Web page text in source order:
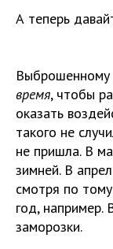
А теперь
Выброшенному
время, чтобы
оказать
такого не
не пришла. В
зимней. В
смотря по
год,
заморозки.